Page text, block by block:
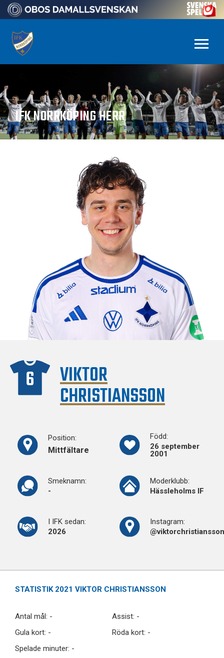
IFK NORRKÖPING HERR
6 VIKTOR
CHRISTIANSSON
Position:
Mittfältare
Född:
26 september
2001
Smeknamn:
-
Moderklubb:
Hässleholms IF
I IFK sedan:
2026
Instagram:
STATISTIK 2021 VIKTOR CHRISTIANSSON
Antal mål: -
Assist: -
Gula kort: -
Röda kort: -
Spelade minuter: -